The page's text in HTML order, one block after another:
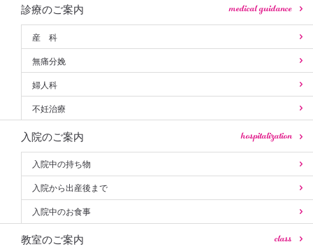
診療のご案内 medical guidance
産 科
無痛分娩
婦人科
不妊治療
入院のご案内 hospitalization
入院中の持ち物
入院から出産後まで
入院中のお食事
教室のご案内 class